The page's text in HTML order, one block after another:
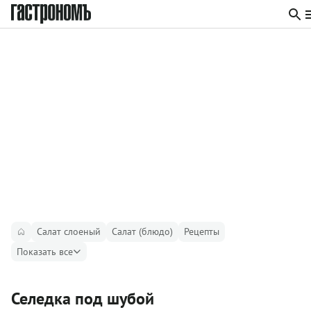
Салат слоеный Салат (блюдо)
Рецепты
Показать все
Селедка под шубой